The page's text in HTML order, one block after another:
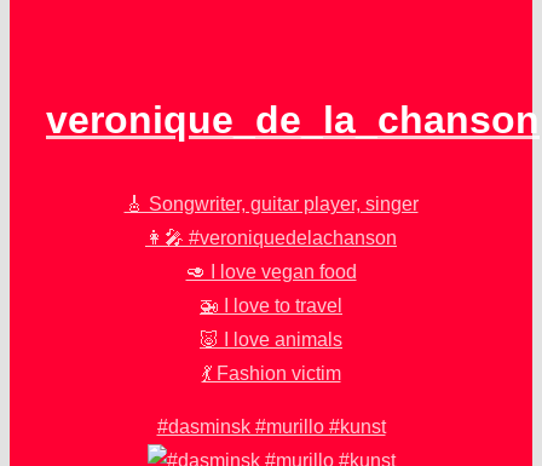
veronique_de_la_chanson
🎸 Songwriter, guitar player, singer
👩‍🎤 #veroniquedelachanson
🥑 I love vegan food
🚁 I love to travel
🐷 I love animals
💃 Fashion victim
#dasminsk #murillo #kunst